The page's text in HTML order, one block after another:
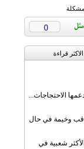
مشكلة
0
الاکثر قراءة
الاحتجاجات...
وخيمة في حال
شعبية في